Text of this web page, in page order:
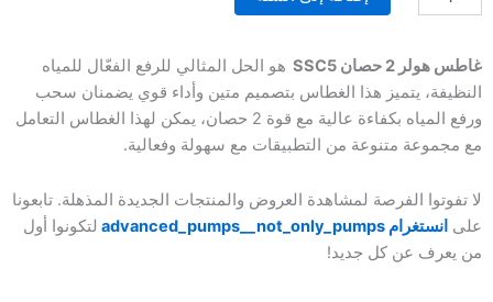
2
للمياه
النظيفة
غاطس هولر 2 حصان SSC5
هو الحل المثالي للرفع الفعّال للمياه
النظيفة، يتميز هذا الغطاس بتصميم متين وأداء قوي يضمنان سحب
ورفع المياه بكفاءة عالية مع قوة 2 حصان، يمكن لهذا الغطاس التعامل
مع مجموعة متنوعة من التطبيقات مع سهولة وفعالية.
لا تفوتوا الفرصة لمشاهدة العروض والمنتجات الجديدة المذهلة. تابعونا
على انستغرام advanced_pumps__not_only_pumps
لتكونوا أول
من يعرف عن كل جديد!